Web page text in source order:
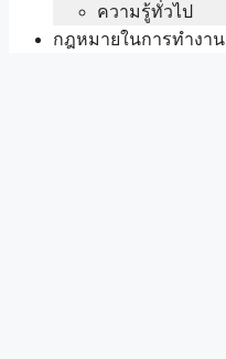
ความรู้ทั่วไป
กฎหมายในการทำงาน